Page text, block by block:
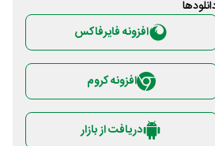
افزونه فایرفاکس
افزونه کروم
دریافت از بازار